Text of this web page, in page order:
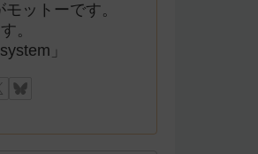
ットーです。
。
」